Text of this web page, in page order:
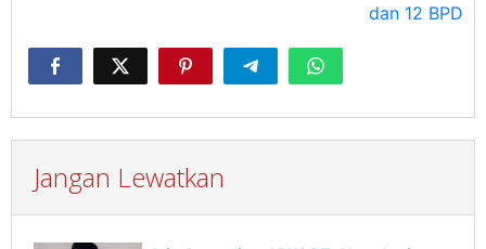
dan 12 BPD
Jangan Lewatkan